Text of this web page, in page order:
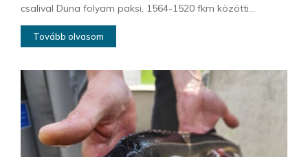
csalival Duna folyam paksi, 1564-1520 fkm közötti...
Tovább olvasom